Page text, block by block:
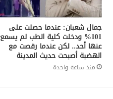
جمال شعبان: عندما حصلت على
101% ودخلت كلية الطب لم يسمع
عنها أحد.. لكن عندما رقصت مع
الهضبة أصبحت حديث المدينة
منذ ساعة واحدة